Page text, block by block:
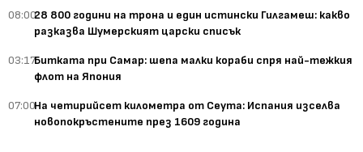
08:0028 800 години на трона и един истински Гилгамеш: какво
разказва Шумерският царски списък
03:17Битката при Самар: шепа малки кораби спря най-тежкия
флот на Япония
07:00На четирийсет километра от Сеута: Испания изселва
новопокръстените през 1609 година